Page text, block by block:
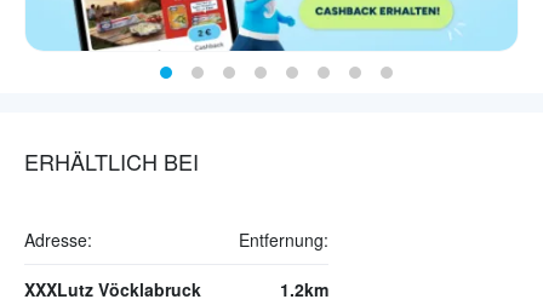
ERHÄLTLICH BEI
Adresse: Entfernung:
XXXLutz Vöcklabruck 1.2km